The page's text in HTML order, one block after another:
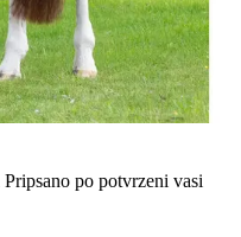
Pripsano po potvrzeni vasi